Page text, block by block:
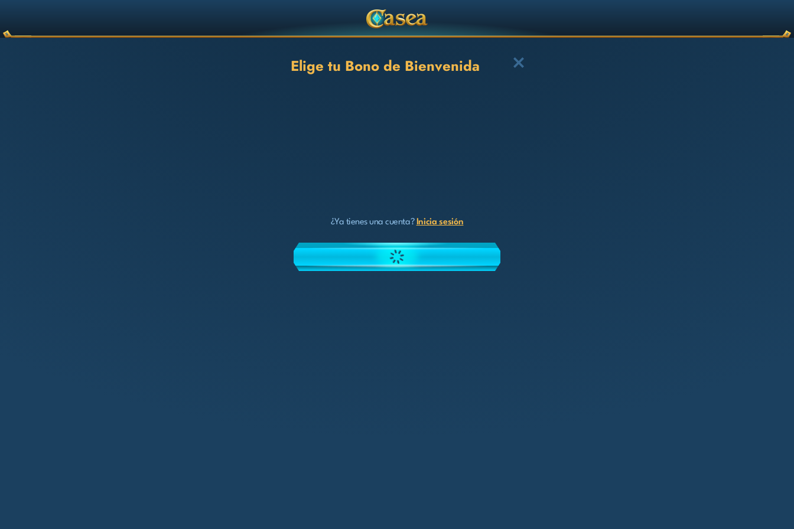
Elige tu Bono de Bienvenida
¿Ya tienes una cuenta? Inicia sesión
ELEGIR